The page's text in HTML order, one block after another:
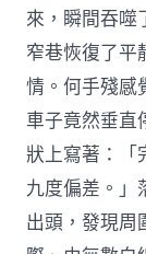
來，瞬間吞噬
窄巷恢復了平
情。何手殘感
車子竟然垂直
狀上寫著：
九度偏差。」
出頭，發現周